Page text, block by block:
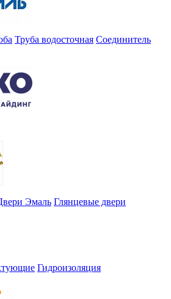
Труба водосточная Соединитель
Эмаль Глянцевые двери
Гидроизоляция